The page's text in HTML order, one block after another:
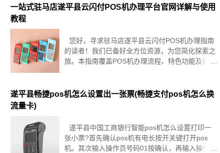
能够顺利开启便捷收款之旅。
一站式驻马店遂平县云闪付POS机办理平台官网详解与使用
教程
您好，寻求驻马店遂平县云闪付POS机办理指南
的读者！我们已备好全方位资源，为您简化探索之
旅。本指南覆盖POS机办理流程、特色功能及操作
介驻马店遂平县云闪付
遂平县畅捷pos机怎么设置出一张票(畅捷支付pos机怎么换
流量卡)
遂平县中国工商银行智能pos机怎么设置打印一
张小票?首先确认pos机有电长按开关键打开pos
机。其次输入操作员号码01按确认，再输入操作员